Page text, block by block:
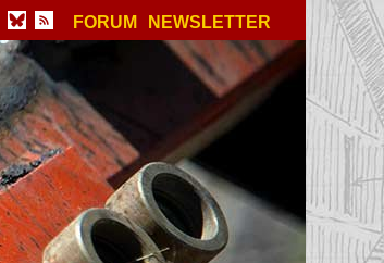
FORUM NEWSLETTER